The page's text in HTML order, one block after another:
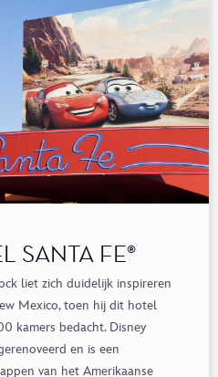
SANTA FE®
liet zich duidelijk inspireren
Mexico, toen hij dit hotel
kamers bedacht. Disney
en is een
van het Amerikaanse